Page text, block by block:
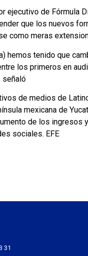
ejecutivo de Fórmula
que los nuevos
como meras
hemos tenido que
los primeros en
señaló
de medios de
mexicana de
de los ingresos
sociales. EFE
31